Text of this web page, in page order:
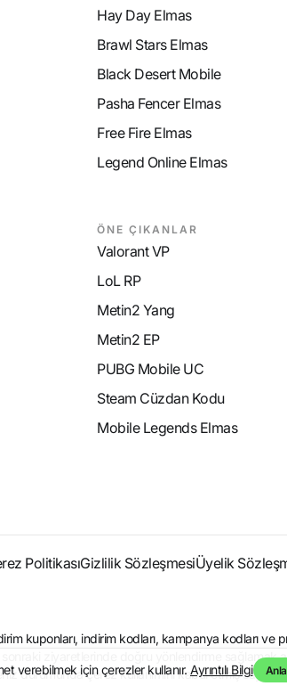
Hay Day Elmas
Brawl Stars Elmas
Black Desert Mobile
Pasha Fencer Elmas
Free Fire Elmas
Legend Online Elmas
ÖNE ÇIKANLAR
Valorant VP
LoL RP
Metin2 Yang
Metin2 EP
PUBG Mobile UC
Steam Cüzdan Kodu
Mobile Legends Elmas
PolitikasıGizlilik SözleşmesiÜyelik
kuponları, indirim kodları, kampanya kodları
ziyaretlerinde doğru yönlendirme sağlamak
çerez kullanımını kabul etmiş
verebilmek için çerezler kullanır. Ayrıntılı Bilgi